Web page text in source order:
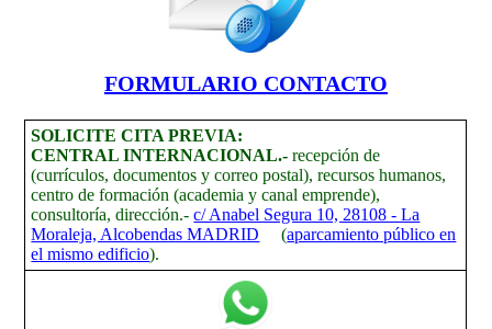
FORMULARIO CONTACTO
SOLICITE CITA PREVIA:
CENTRAL INTERNACIONAL.- recepción de
(currículos, documentos y correo postal), recursos humanos,
centro de formación (academia y canal emprende),
consultoría, dirección.-c/ Anabel Segura 10, 28108 - La
Moraleja, Alcobendas MADRID (aparcamiento público en
el mismo edificio).